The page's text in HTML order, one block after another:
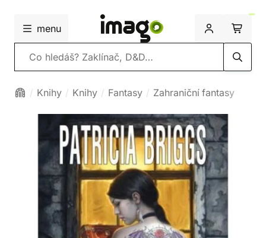
menu
Vyhledávání
Knihy Knihy Fantasy Zahraniční fantasy